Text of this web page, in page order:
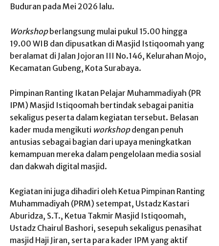
Buduran pada Mei 2026 lalu.
Workshopberlangsung mulai pukul 15.00 hingga
19.00 WIB dan dipusatkan di Masjid Istiqoomah yang
beralamat di Jalan Jojoran III No.146, Kelurahan Mojo,
Kecamatan Gubeng, Kota Surabaya.
Pimpinan Ranting Ikatan Pelajar Muhammadiyah (PR
IPM) Masjid Istiqoomah bertindak sebagai panitia
sekaligus peserta dalam kegiatan tersebut. Belasan
kader muda mengikuti workshopdengan penuh
antusias sebagai bagian dari upaya meningkatkan
kemampuan mereka dalam pengelolaan media sosial
dan dakwah digital masjid.
Kegiatan ini juga dihadiri oleh Ketua Pimpinan Ranting
Muhammadiyah (PRM) setempat, Ustadz Kastari
Aburidza, S.T., Ketua Takmir Masjid Istiqoomah,
Ustadz Chairul Bashori, sesepuh sekaligus penasihat
masjid Haji Jiran, serta para kader IPM yang aktif